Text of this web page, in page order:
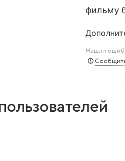
фильму
Нашли